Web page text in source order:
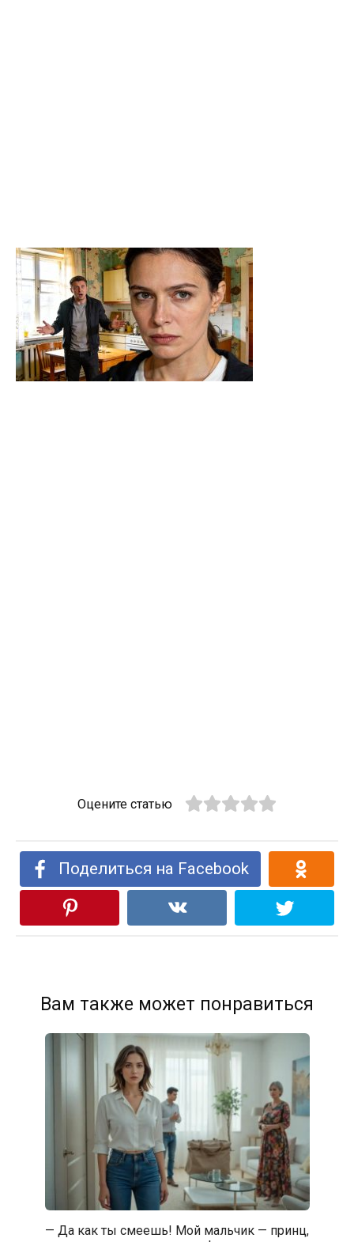
Оцените статью
Поделиться на Facebook
Вам также может понравиться
— Да как ты смеешь! Мой мальчик — принц,